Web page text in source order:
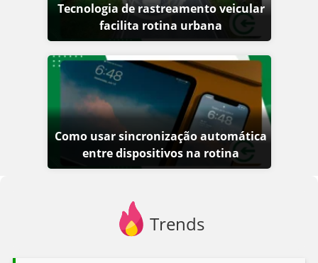
Tecnologia de rastreamento veicular
facilita rotina urbana
Como usar sincronização automática
entre dispositivos na rotina
Trends